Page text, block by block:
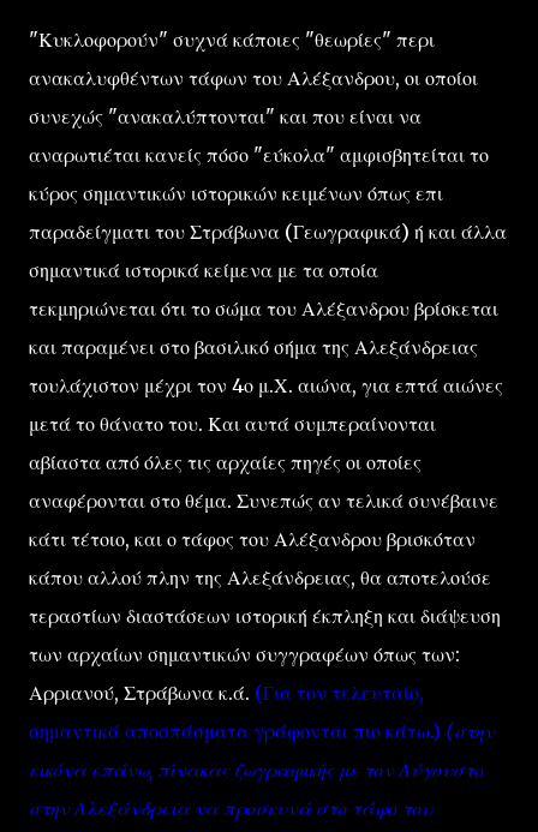
"Κυκλοφορούν" συχνά κάποιες "θεωρίες" περι
ανακαλυφθέντων τάφων του Αλέξανδρου, οι οποίοι
συνεχώς "ανακαλύπτονται" και που είναι να
αναρωτιέται κανείς πόσο "εύκολα" αμφισβητείται το
κύρος σημαντικών ιστορικών κειμένων όπως επι
παραδείγματι του Στράβωνα (Γεωγραφικά) ή και άλλα
σημαντικά ιστορικά κείμενα με τα οποία
τεκμηριώνεται ότι το σώμα του Αλέξανδρου βρίσκεται
και παραμένει στο βασιλικό σήμα της Αλεξάνδρειας
τουλάχιστον μέχρι τον 4ο μ.Χ. αιώνα, για επτά αιώνες
μετά το θάνατο του. Και αυτά συμπεραίνονται
αβίαστα από όλες τις αρχαίες πηγές οι οποίες
αναφέρονται στο θέμα. Συνεπώς αν τελικά συνέβαινε
κάτι τέτοιο, και ο τάφος του Αλέξανδρου βρισκόταν
κάπου αλλού πλην της Αλεξάνδρειας, θα αποτελούσε
τεραστίων διαστάσεων ιστορική έκπληξη και διάψευση
των αρχαίων σημαντικών συγγραφέων όπως των:
Αρριανού, Στράβωνα κ.ά. (Για τον τελευταίο,
σημαντικά αποσπάσματα γράφονται πιο κάτω.) (στην
εικόνα επάνω, πίνακας ζωγραφικής με τον Αύγουστο
στην Αλεξάνδρεια να προσκυνά στο τάφο του